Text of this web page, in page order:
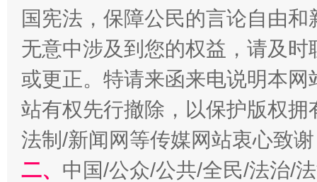
揭开“小金库”的免责幌子
国宪法，保障公民的言论自由
无意中涉及到您的权益，请及
或更正。特请来函来电说明本
站有权先行撤除，以保护版权
法制/新闻网等传媒网站衷心致
二、 中国/公众/公共/全民/法治/